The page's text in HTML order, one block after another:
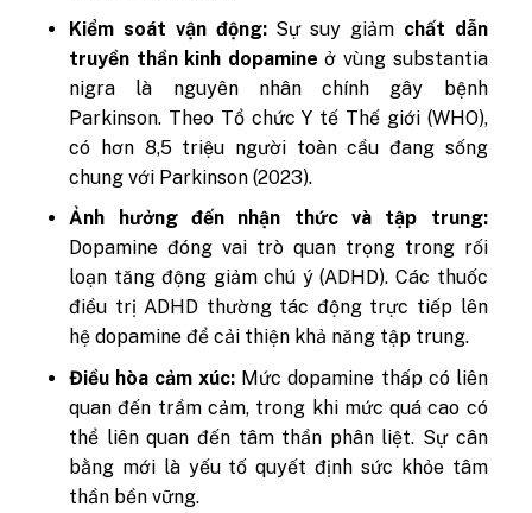
Kiểm soát vận động: Sự suy giảm chất dẫn
truyền thần kinh dopamine ở vùng substantia
nigra là nguyên nhân chính gây bệnh
Parkinson. Theo Tổ chức Y tế Thế giới (WHO),
có hơn 8,5 triệu người toàn cầu đang sống
chung với Parkinson (2023).
Ảnh hưởng đến nhận thức và tập trung:
Dopamine đóng vai trò quan trọng trong rối
loạn tăng động giảm chú ý (ADHD). Các thuốc
điều trị ADHD thường tác động trực tiếp lên
hệ dopamine để cải thiện khả năng tập trung.
Điều hòa cảm xúc: Mức dopamine thấp có liên
quan đến trầm cảm, trong khi mức quá cao có
thể liên quan đến tâm thần phân liệt. Sự cân
bằng mới là yếu tố quyết định sức khỏe tâm
thần bền vững.